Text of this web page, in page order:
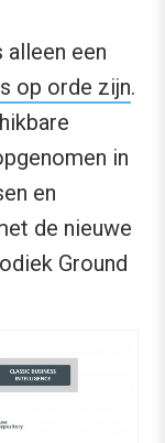
een
op orde zijn.
in
en
de nieuwe
Ground